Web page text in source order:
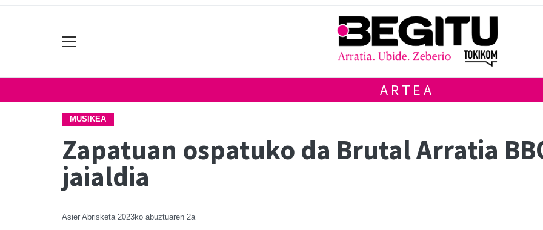
ARTEA
MUSIKEA
Zapatuan ospatuko da Brutal Arratia
jaialdia
Asier Abrisketa 2023ko abuztuaren 2a